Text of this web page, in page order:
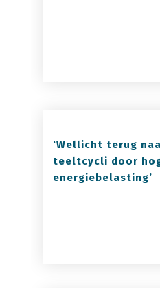
‘Wellicht terug
teeltcycli door
energiebelasting’